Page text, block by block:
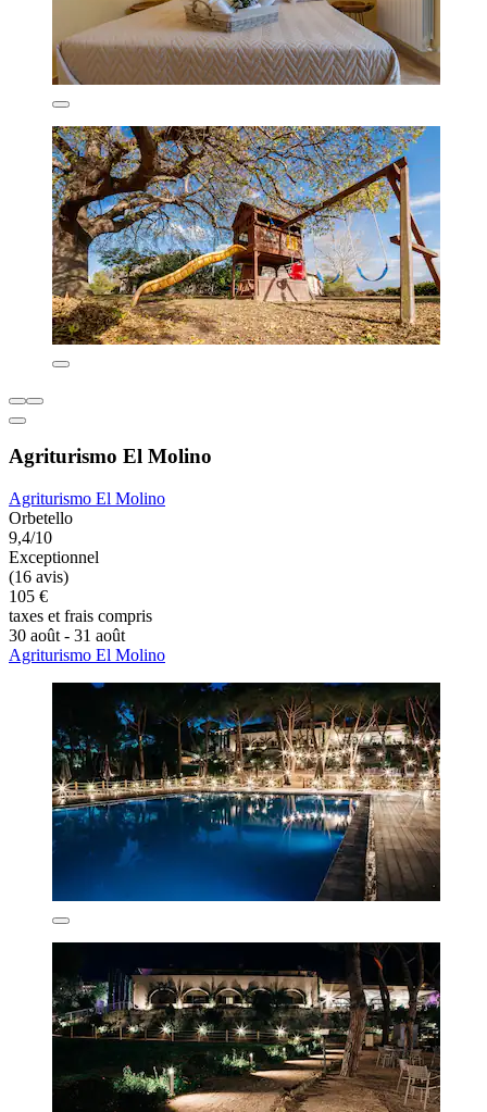
Agriturismo El Molino
Agriturismo El Molino
Orbetello
9,4/10
Exceptionnel
(16 avis)
105 €
taxes et frais compris
30 août - 31 août
Agriturismo El Molino